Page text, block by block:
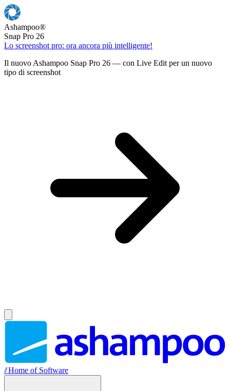
Ashampoo®
Snap Pro 26
Lo screenshot pro: ora ancora più intelligente!
Il nuovo Ashampoo Snap Pro 26 — con Live Edit per un nuovo
tipo di screenshot
//Home of Software